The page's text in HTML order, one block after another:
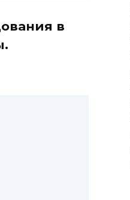
в